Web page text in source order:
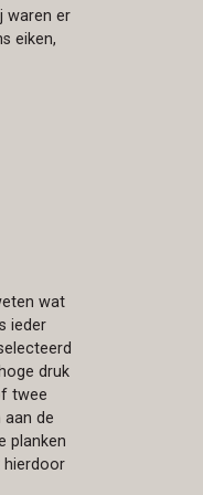
waren er
eiken,
wat
ieder
druk
twee
aan de
planken
hierdoor